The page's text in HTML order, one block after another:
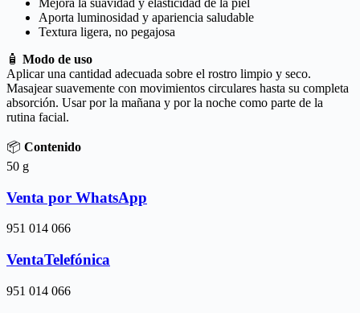
Aporta luminosidad y apariencia saludable
Textura ligera, no pegajosa
🧴 Modo de uso
Aplicar una cantidad adecuada sobre el rostro limpio y seco.
Masajear suavemente con movimientos circulares hasta su completa
absorción. Usar por la mañana y por la noche como parte de la
rutina facial.
📦 Contenido
50 g
Venta por WhatsApp
951 014 066
VentaTelefónica
951 014 066